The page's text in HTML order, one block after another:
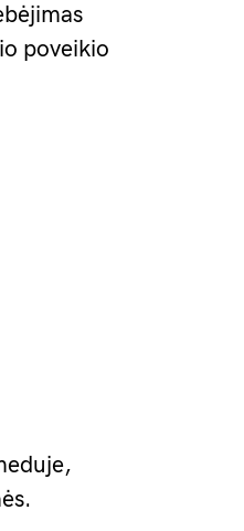
poveikio